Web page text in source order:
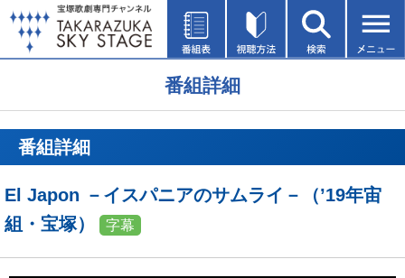
番組詳細
番組詳細
El Japon －イスパニアのサムライ－（’19年宙
組・宝塚）
字幕